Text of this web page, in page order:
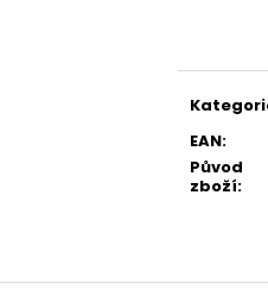
EAN:
Původ
zboží: